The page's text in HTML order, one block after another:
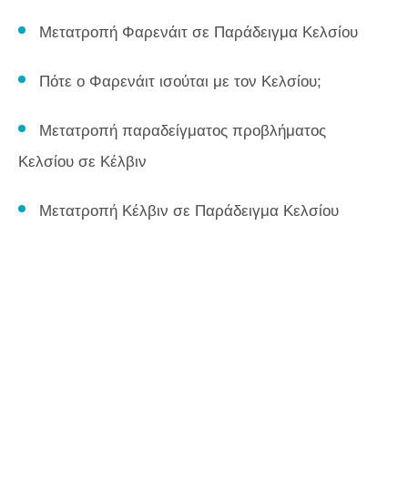
Μετατροπή Φαρενάιτ σε Παράδειγμα Κελσίου
Πότε ο Φαρενάιτ ισούται με τον Κελσίου;
Μετατροπή παραδείγματος προβλήματος
Κελσίου σε Κέλβιν
Μετατροπή Κέλβιν σε Παράδειγμα Κελσίου